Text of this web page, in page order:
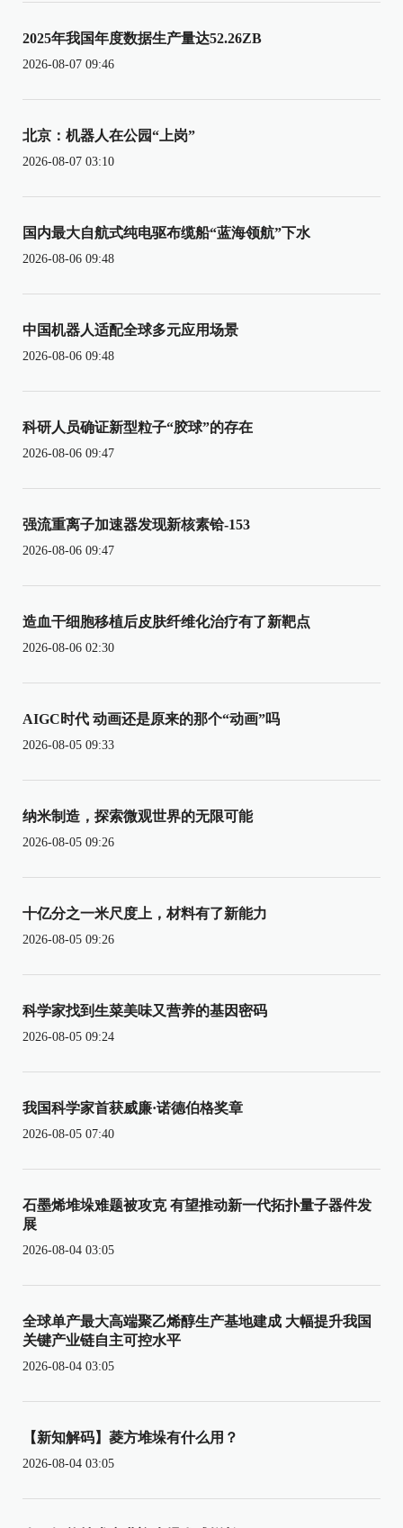
2025年我国年度数据生产量达52.26ZB
2026-08-07 09:46
北京：机器人在公园“上岗”
2026-08-07 03:10
国内最大自航式纯电驱布缆船“蓝海领航”下水
2026-08-06 09:48
中国机器人适配全球多元应用场景
2026-08-06 09:48
科研人员确证新型粒子“胶球”的存在
2026-08-06 09:47
强流重离子加速器发现新核素铪-153
2026-08-06 09:47
造血干细胞移植后皮肤纤维化治疗有了新靶点
2026-08-06 02:30
AIGC时代 动画还是原来的那个“动画”吗
2026-08-05 09:33
纳米制造，探索微观世界的无限可能
2026-08-05 09:26
十亿分之一米尺度上，材料有了新能力
2026-08-05 09:26
科学家找到生菜美味又营养的基因密码
2026-08-05 09:24
我国科学家首获威廉·诺德伯格奖章
2026-08-05 07:40
石墨烯堆垛难题被攻克 有望推动新一代拓扑量子器件发
展
2026-08-04 03:05
全球单产最大高端聚乙烯醇生产基地建成 大幅提升我国
关键产业链自主可控水平
2026-08-04 03:05
【新知解码】菱方堆垛有什么用？
2026-08-04 03:05